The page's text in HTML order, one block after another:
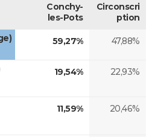
Conchy-
les-Pots
Circonscri
ption
59,27% 47,88%
19,54% 22,93%
11,59% 20,46%